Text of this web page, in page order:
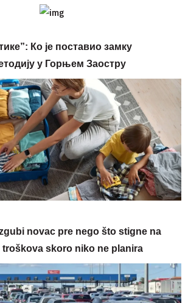
Ко је поставио замку
у Горњем Заостру
novac pre nego što stigne na
troškova skoro niko ne planira